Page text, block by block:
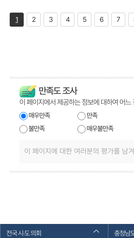
1 2 3 4 5 6 7
만족도 조사
이 페이지에서 제공하는 정보에 대하여 어느
매우만족 만족
불만족
매우불만족
전국 시·도 의회 충청남